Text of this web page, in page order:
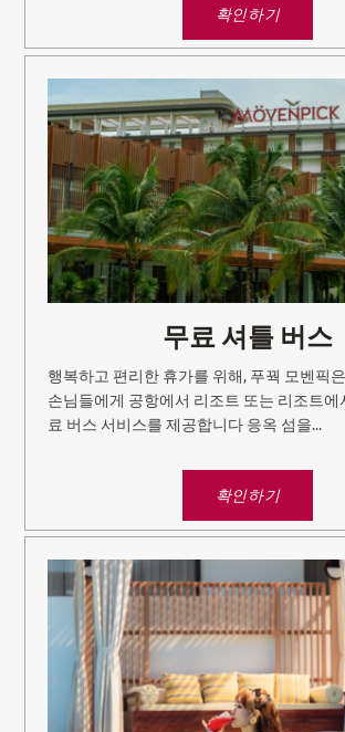
확인하기
무료 셔틀 버스
행복하고 편리한 휴가를 위해, 푸꿕 모벤픽
손님들에게 공항에서 리조트 또는 리조트에
료 버스 서비스를 제공합니다 응옥 섬을...
확인하기